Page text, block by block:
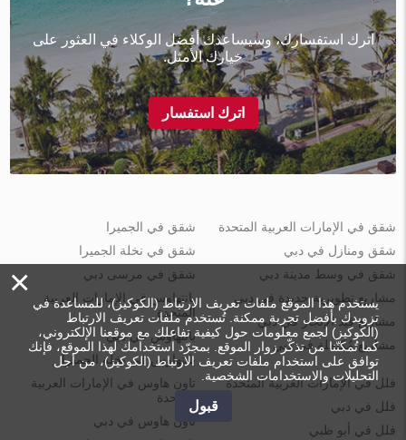
اترك استفسارك، وسيساعدك أفضل الوكلاء في العثور على
خيارك الأمثل.
اترك استفسار
شقق في الإمارات العربية المتحدة
شقق ومنازل في دبي
شقق في وسط مدينة دبي
شقق في الجميرا
شقق في نخلة الجميرا
شقق في مرسى دبي
مشاريع تطويرية جديدة في دبي
مشاريع قيد الإنجاز في دبي
مشاريع مُكتملة في دبي
بانتهاوس في الإمارات العربية
المتحدة
بانتهاوس في دبي
بانتهاوس في نخلة الجميرا
فلل في الإمارات العربية المتحدة
فلل في دبي
فلل في أبو ظبي
تاون هاوس في الإمارات العربية
المتحدة
تاون هاوس في دبي
×
يستخدم هذا الموقع ملفات تعريف الارتباط (الكوكيز)، للمساعدة في
تزويدك بأفضل تجربة ممكنة. تُستخدم ملفات تعريف الارتباط
(الكوكيز) لجمع معلومات حول كيفية تفاعلك مع موقعنا الإلكتروني،
كما تُمكنّنا من تذكّر زوار الموقع. بمجرّد استخدامك لهذا الموقع، فإنك
توافق على استخدام ملفات تعريف الارتباط (الكوكيز)، من أجل
التحليلات والاستخدامات الشخصية.
قبول